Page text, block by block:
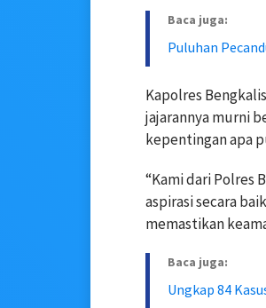
Baca juga:
Puluhan
Kapolres
jajarannya murni
kepentingan apa
“Kami dari Polres
aspirasi secara
memastikan
Baca juga:
Ungkap 84